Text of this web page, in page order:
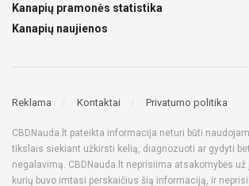
Kanapių pramonės statistika
Kanapių naujienos
Reklama Kontaktai Privatumo politika
CBDNauda.lt pateikta informacija neturi būti
tikslais siekiant užkirsti kelią, diagnozuoti ar gydyti
negalavimą. CBDNauda.lt neprisiima atsakomybės
kurių buvo imtasi perskaičius šią informaciją, ir